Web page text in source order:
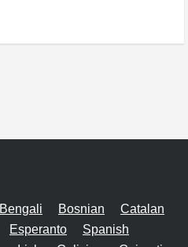
Bengali Bosnian
Catalan
Esperanto
Spanish